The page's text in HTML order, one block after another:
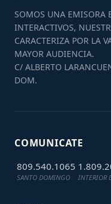
SOMOS UNA EMISORA
INTERACTIVOS,
CARACTERIZA POR LA
MAYOR AUDIENCIA.
C/ ALBERTO
DOM.
COMUNICATE
809.540.1065
SANTO DOMINGO INTERIOR